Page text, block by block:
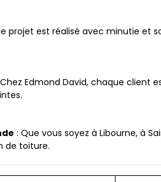
projet est réalisé avec minutie et
Edmond David, chaque client
: Que vous soyez à Libourne, à
de toiture.